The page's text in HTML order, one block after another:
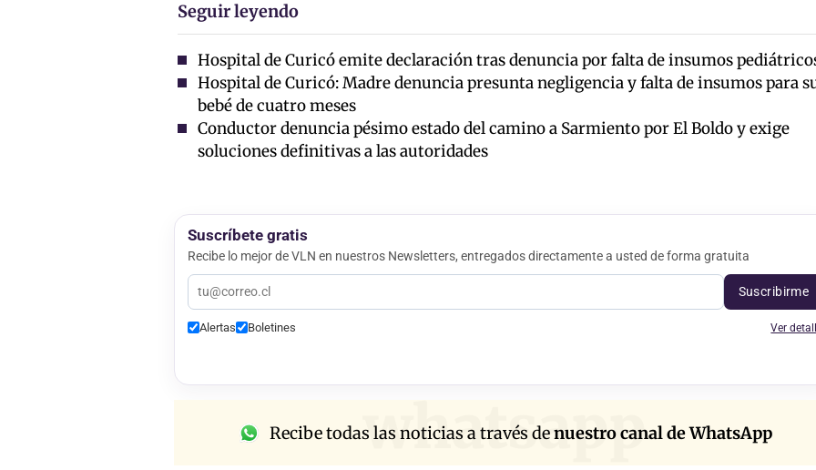
Seguir leyendo
Hospital de Curicó emite declaración tras denuncia por falta de insumos
Hospital de Curicó: Madre denuncia presunta negligencia y falta de insumos para
bebé de cuatro meses
Conductor denuncia pésimo estado del camino a Sarmiento por El Boldo y exige
soluciones definitivas a las autoridades
Suscríbete gratis
Recibe lo mejor de VLN en nuestros Newsletters, entregados directamente a usted de forma gratuita
Suscribirme
Alertas Boletines Ver
whatsapp
Recibe todas las noticias a través denuestro canal de WhatsApp